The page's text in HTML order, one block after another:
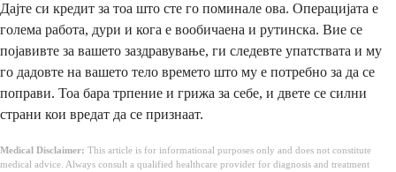
Дајте си кредит за тоа што сте го поминале ова. Операцијата е
голема работа, дури и кога е вообичаена и рутинска. Вие се
појавивте за вашето заздравување, ги следевте упатствата и му
го дадовте на вашето тело времето што му е потребно за да се
поправи. Тоа бара трпение и грижа за себе, и двете се силни
страни кои вредат да се признаат.
Medical Disclaimer: This article is for informational purposes only and does not constitute
medical advice. Always consult a qualified healthcare provider for diagnosis and treatment